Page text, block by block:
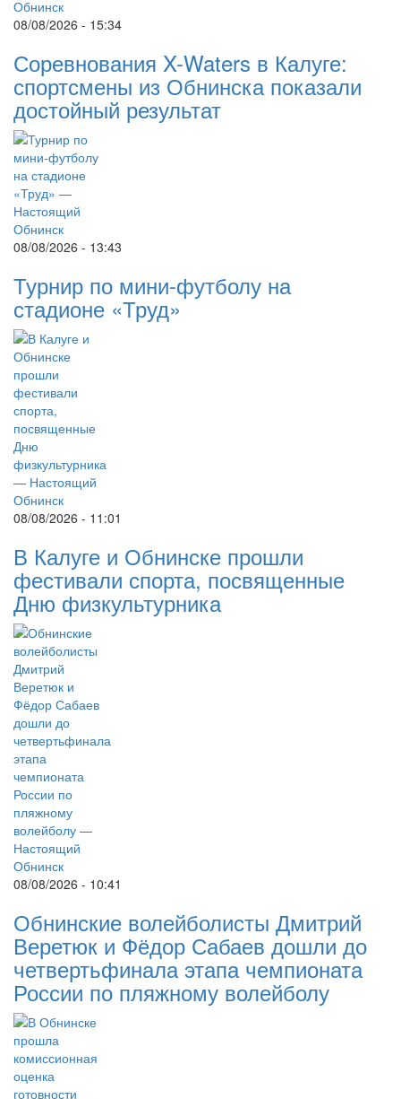
08/08/2026 - 15:34
Соревнования X-Waters в Калуге:
спортсмены из Обнинска показали
достойный результат
08/08/2026 - 13:43
Турнир по мини-футболу на
стадионе «Труд»
08/08/2026 - 11:01
В Калуге и Обнинске прошли
фестивали спорта, посвященные
Дню физкультурника
08/08/2026 - 10:41
Обнинские волейболисты Дмитрий
Веретюк и Фёдор Сабаев дошли до
четвертьфинала этапа чемпионата
России по пляжному волейболу